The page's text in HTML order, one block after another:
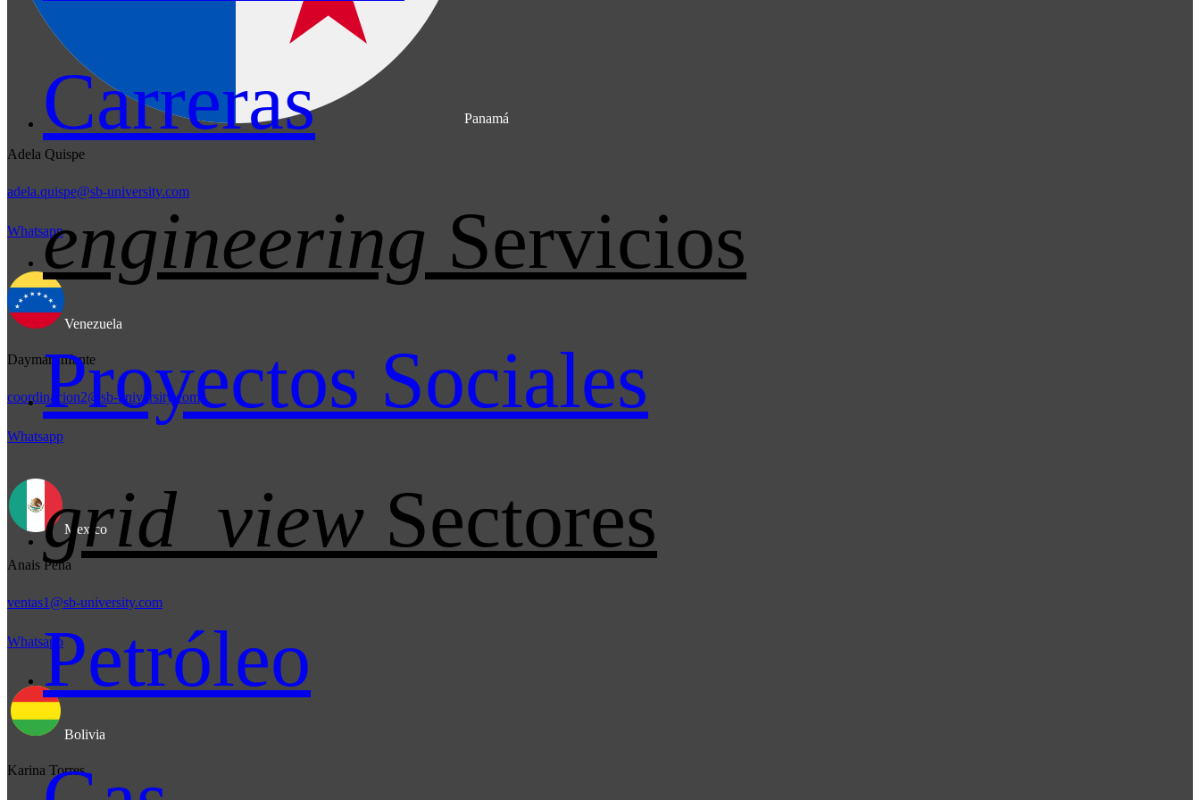
Carreras
engineering Servicios
Proyectos Sociales
grid_view Sectores
Petróleo
Panamá
Adela Quispe
adela.quispe@sb-university.com
Whatsapp
Venezuela
Daymar Infante
coordinacion2@sb-university.com
Whatsapp
Mexico
Anais Peña
ventas1@sb-university.com
Whatsapp
Bolivia
Karina Torres